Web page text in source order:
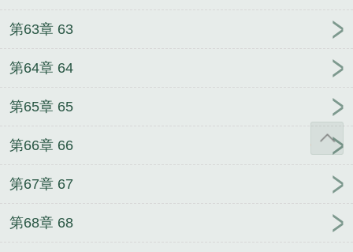
第63章 63
第64章 64
第65章 65
第66章 66
第67章 67
第68章 68